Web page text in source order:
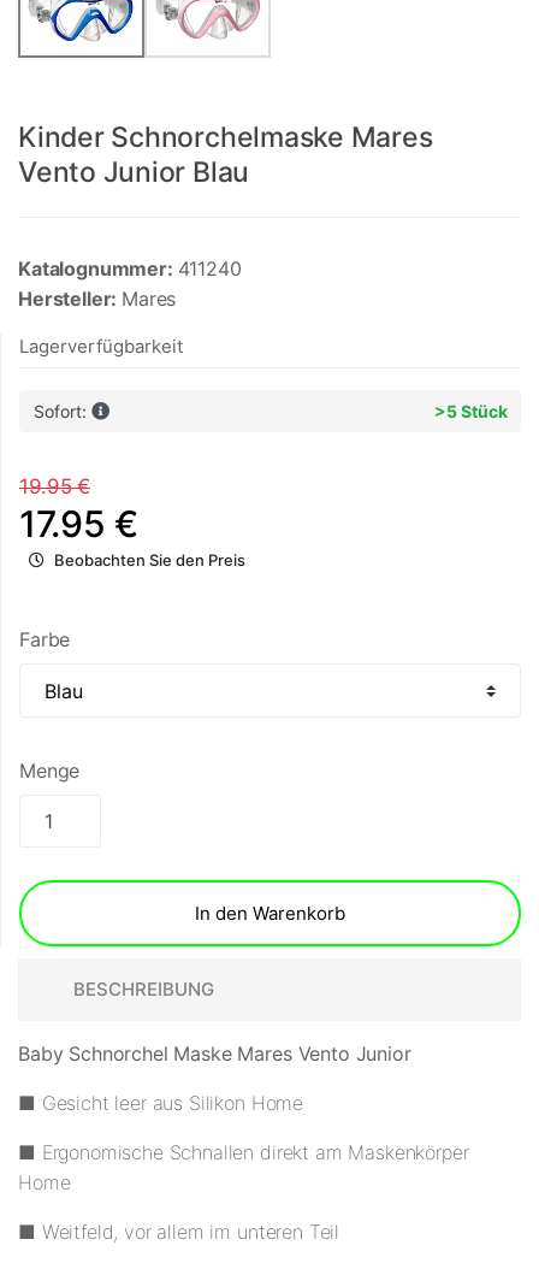
Kinder Schnorchelmaske Mares
Vento Junior Blau
Katalognummer: 411240
Hersteller: Mares
Lagerverfügbarkeit
Sofort: >5 Stück
19.95 €
17.95 €
Beobachten Sie den Preis
Farbe
Menge
In den Warenkorb
BESCHREIBUNG
Baby Schnorchel Maske Mares Vento Junior
■ Gesicht leer aus Silikon Home
■ Ergonomische Schnallen direkt am Maskenkörper
Home
■ Weitfeld, vor allem im unteren Teil